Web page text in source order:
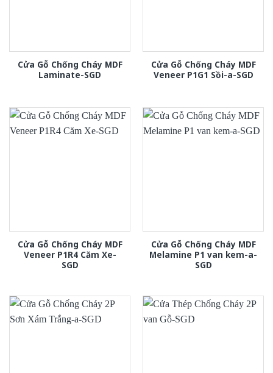
Cửa Gỗ Chống Cháy MDF
Laminate-SGD
Cửa Gỗ Chống Cháy MDF
Veneer P1G1 Sồi-a-SGD
Cửa Gỗ Chống Cháy MDF
Veneer P1R4 Căm Xe-
SGD
Cửa Gỗ Chống Cháy MDF
Melamine P1 van kem-a-
SGD